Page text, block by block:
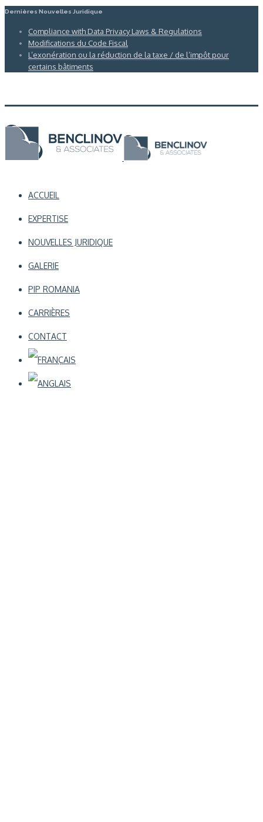
Dernières Nouvelles Juridique
Compliance with Data Privacy Laws & Regulations
Modifications du Code Fiscal
L’exonération ou la réduction de la taxe / de l’impôt pour
certains bâtiments
ACCUEIL
EXPERTISE
NOUVELLES JURIDIQUE
GALERIE
PIP ROMANIA
CARRIÈRES
CONTACT